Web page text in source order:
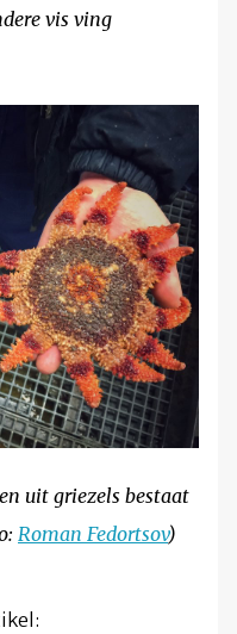
vis ving
uit griezels bestaat
Roman Fedortsov)